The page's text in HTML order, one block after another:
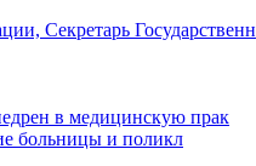
Секретарь Государственн
в медицинскую прак
больницы и поликл